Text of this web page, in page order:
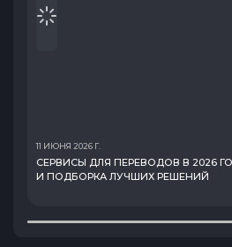
11 ИЮНЯ 2026 Г.
СЕРВИСЫ ДЛЯ ПЕРЕВОДОВ В 2026
И ПОДБОРКА ЛУЧШИХ РЕШЕНИЙ